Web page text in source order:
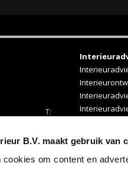
B.V. maakt gebruik van
cookies om content en
T: